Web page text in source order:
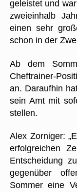
geleistet und
zweieinhalb
einen sehr
schon in der
Ab dem
Cheftrainer-
an. Daraufhin
sein Amt mit
stellen.
Alex Zorniger:
erfolgreichen
Entscheidung
gegenüber
Sommer eine